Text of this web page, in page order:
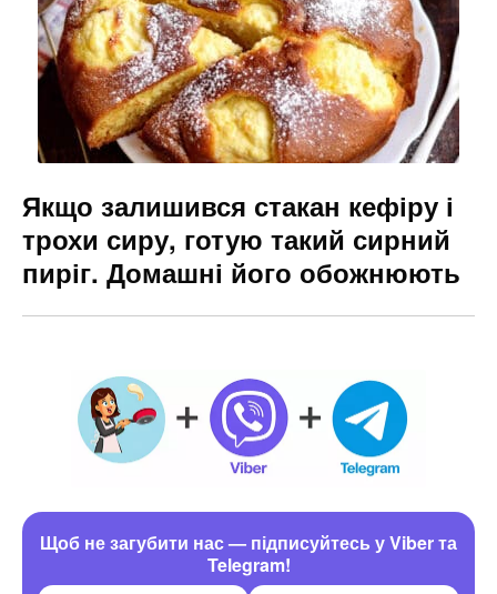
Якщо залишився стакан кефіру і
трохи сиру, готую такий сирний
пиріг. Домашні його обожнюють
Щоб не загубити нас — підписуйтесь у Viber та
Telegram!